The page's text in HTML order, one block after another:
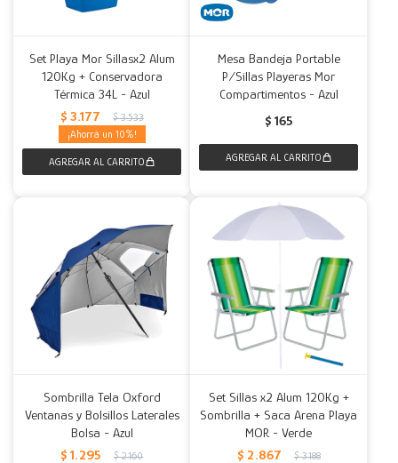
Set Playa Mor Sillasx2 Alum
120Kg + Conservadora
Térmica 34L - Azul
$ 3.177 $ 3.533
10
Mesa Bandeja Portable
P/Sillas Playeras Mor
Compartimentos - Azul
$ 165
Sombrilla Tela Oxford
Ventanas y Bolsillos Laterales
Bolsa - Azul
$ 1.295 $ 2.160
Set Sillas x2 Alum 120Kg +
Sombrilla + Saca Arena Playa
MOR - Verde
$ 2.867 $ 3.188